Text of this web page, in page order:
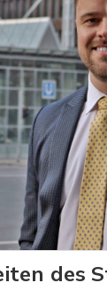
des